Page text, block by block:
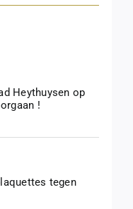
Heythuysen op
!
tegen